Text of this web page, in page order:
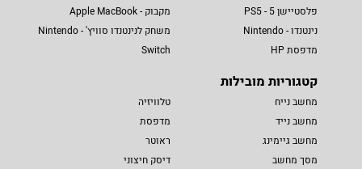
פלסטיישן 5 - PS5
נינטנדו - Nintendo
מדפסת HP
מקבוק - Apple MacBook
משחק לנינטנדו סוויץ' - Nintendo
Switch
קטגוריות מובילות
מחשב נייח
מחשב נייד
מחשב גיימינג
מסך מחשב
טלוויזיה
מדפסת
ראוטר
דיסק חיצוני